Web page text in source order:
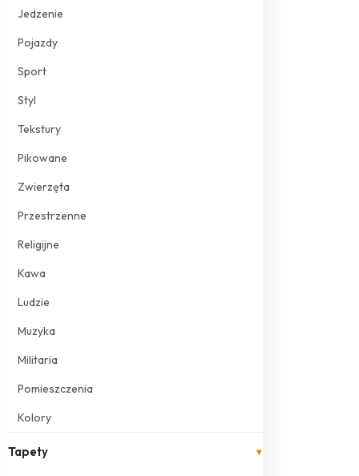
Jedzenie
Pojazdy
Sport
Styl
Tekstury
Pikowane
Zwierzęta
Przestrzenne
Religijne
Kawa
Ludzie
Muzyka
Militaria
Pomieszczenia
Kolory
Tapety ▾